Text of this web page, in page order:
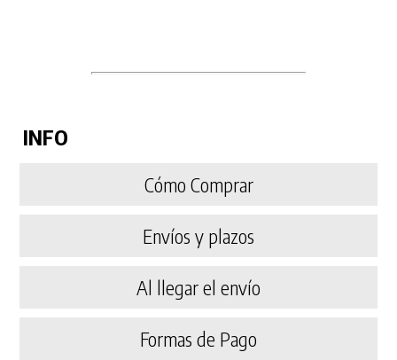
INFO
Cómo Comprar
Envíos y plazos
Al llegar el envío
Formas de Pago